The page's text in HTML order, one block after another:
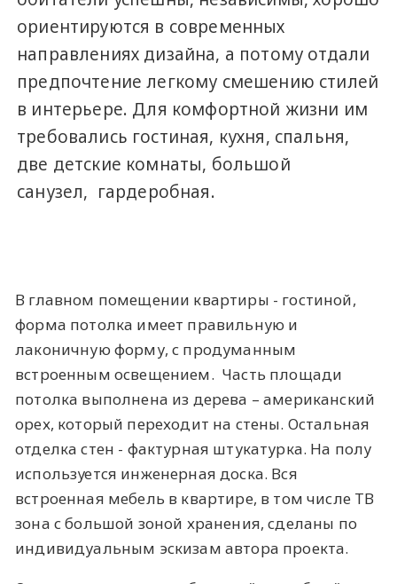
ориентируются в современных
направлениях дизайна, а потому отдали
предпочтение легкому смешению стилей
в интерьере. Для комфортной жизни им
требовались гостиная, кухня, спальня,
две детские комнаты, большой
санузел, гардеробная.
В главном помещении квартиры - гостиной,
форма потолка имеет правильную и
лаконичную форму, с продуманным
встроенным освещением. Часть площади
потолка выполнена из дерева – американский
орех, который переходит на стены. Остальная
отделка стен - фактурная штукатурка. На полу
используется инженерная доска. Вся
встроенная мебель в квартире, в том числе ТВ
зона с большой зоной хранения, сделаны по
индивидуальным эскизам автора проекта.